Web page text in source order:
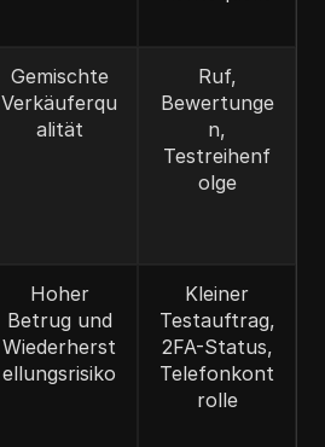
Gemischte
Verkäuferqu
alität
Ruf,
Bewertunge
n,
Testreihenf
olge
Hoher
Betrug und
Wiederherst
ellungsrisiko
Kleiner
Testauftrag,
2FA-Status,
Telefonkont
rolle